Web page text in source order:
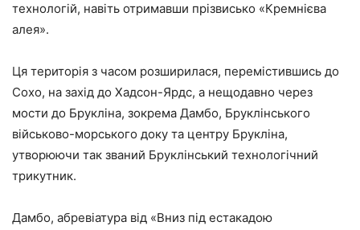
технологій, навіть отримавши прізвисько «Кремнієва
алея».
Ця територія з часом розширилася, перемістившись до
Сохо, на захід до Хадсон-Ярдс, а нещодавно через
мости до Брукліна, зокрема Дамбо, Бруклінського
військово-морського доку та центру Брукліна,
утворюючи так званий Бруклінський технологічний
трикутник.
Дамбо, абревіатура від «Вниз під естакадою